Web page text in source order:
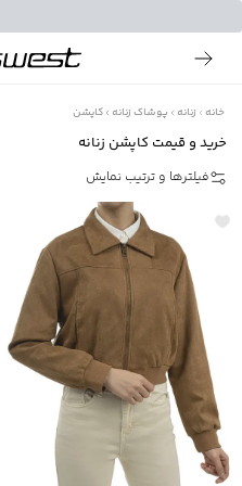
خانه زنانه پوشاک زنانه کاپشن
خرید و قیمت کاپشن زنانه
فیلترها و ترتیب نمایش